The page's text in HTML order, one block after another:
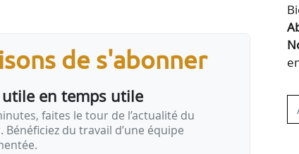
est nommé de son côté directeur adjoint
de s'abonner
utile en temps utile
faites le tour de l’actualité du
Bénéficiez du travail d’une équipe